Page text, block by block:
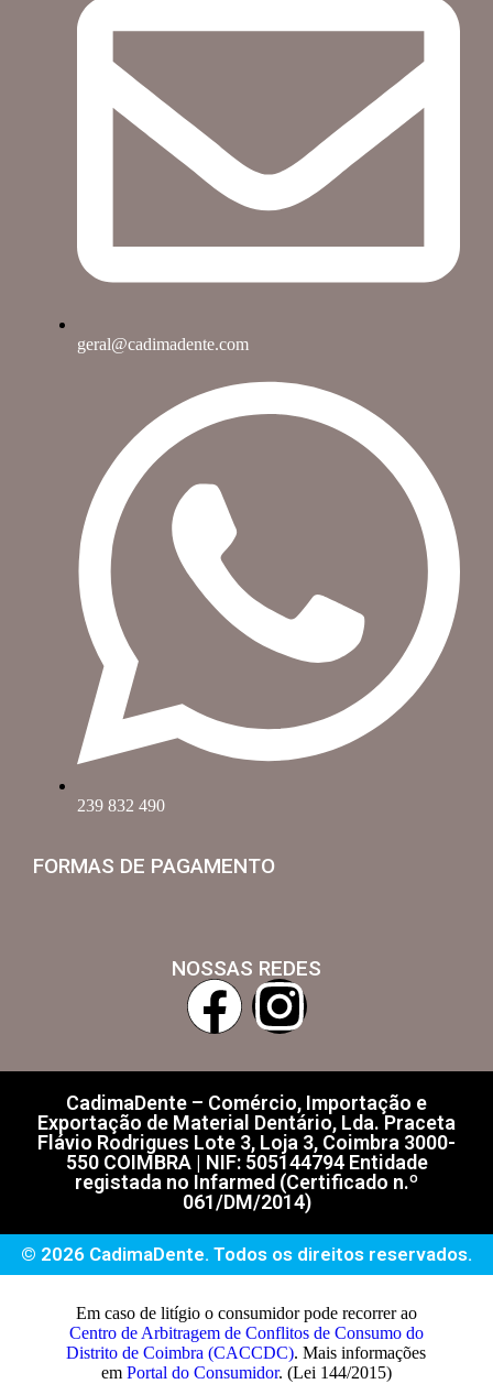
geral@cadimadente.com
239 832 490
FORMAS DE PAGAMENTO
NOSSAS REDES
CadimaDente – Comércio, Importação e
Exportação de Material Dentário, Lda. Praceta
Flávio Rodrigues Lote 3, Loja 3, Coimbra 3000-
550 COIMBRA | NIF: 505144794 Entidade
registada no Infarmed (Certificado n.º
061/DM/2014)
© 2026 CadimaDente. Todos os direitos reservados.
Em caso de litígio o consumidor pode recorrer ao
Centro de Arbitragem de Conflitos de Consumo do
Distrito de Coimbra (CACCDC). Mais informações
em Portal do Consumidor. (Lei 144/2015)